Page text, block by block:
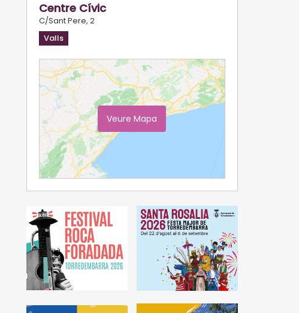
Centre Cívic
C/Sant Pere, 2
Valls
Veure Mapa